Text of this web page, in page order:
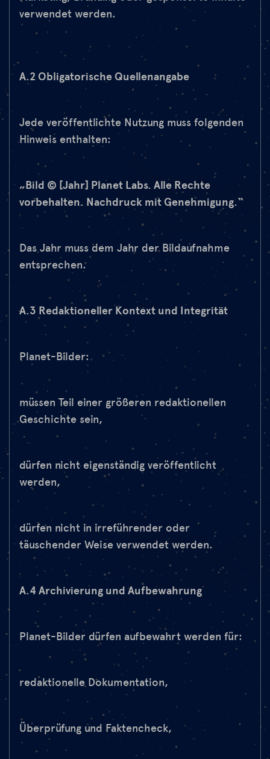
verwendet werden.
A.2 Obligatorische Quellenangabe
Jede veröffentlichte Nutzung muss folgenden
Hinweis enthalten:
„Bild © [Jahr] Planet Labs. Alle Rechte
vorbehalten. Nachdruck mit Genehmigung.“
Das Jahr muss dem Jahr der Bildaufnahme
entsprechen.
A.3 Redaktioneller Kontext und Integrität
Planet-Bilder:
müssen Teil einer größeren redaktionellen
Geschichte sein,
dürfen nicht eigenständig veröffentlicht
werden,
dürfen nicht in irreführender oder
täuschender Weise verwendet werden.
A.4 Archivierung und Aufbewahrung
Planet-Bilder dürfen aufbewahrt werden für:
redaktionelle Dokumentation,
Überprüfung und Faktencheck,